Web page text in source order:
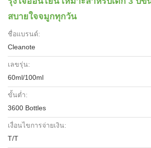
สบายใจจมูกทุกวัน
ชื่อแบรนด์:
Cleanote
เลขรุ่น:
60ml/100ml
ขั้นต่ำ:
3600 Bottles
เงื่อนไขการจ่ายเงิน:
T/T